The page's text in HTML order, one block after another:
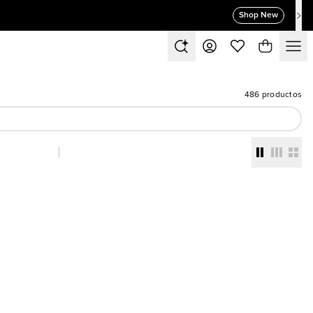
Shop New
486 productos